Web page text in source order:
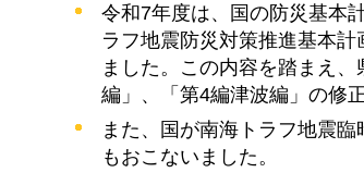
令和7年度は、国の防災基本
ラフ地震防災対策推進基本
ました。この内容を踏まえ
編」、「第4編津波編」の修
また、国が南海トラフ地震
もおこないました。